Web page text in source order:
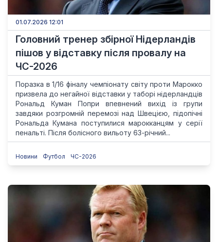
01.07.2026 12:01
Головний тренер збірної Нідерландів
пішов у відставку після провалу на
ЧС-2026
Поразка в 1/16 фіналу чемпіонату світу проти Марокко
призвела до негайної відставки у таборі нідерландців
Рональд Куман Попри впевнений вихід із групи
завдяки розгромній перемозі над Швецією, підопічні
Рональда Кумана поступилися марокканцям у серії
пенальті. Після болісного вильоту 63-річний...
Новини Футбол ЧС-2026